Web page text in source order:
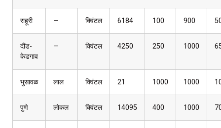
राहूरी — क्विंटल 6184 100 900
दौंड-
केडगाव
— क्विंटल 4250 250 1000
भुसावळ लाल क्विंटल 21 1000 1000
पुणे लोकल क्विंटल 14095 400 1000